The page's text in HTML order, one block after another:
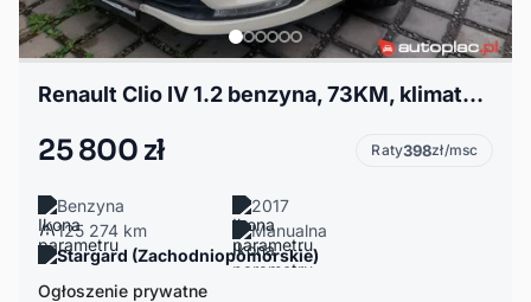
Renault Clio IV 1.2 benzyna, 73KM, klimatyzacja, pełen serwis, 125 tys km
25 800 zł Raty398zł/msc
Benzyna
2017
125 274 km
Manualna
Stargard (Zachodniopomorskie)
Ogłoszenie prywatne